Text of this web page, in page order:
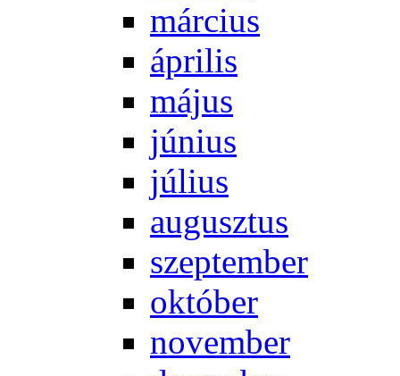
már­ci­us
áp­ri­lis
má­jus
jú­ni­us
jú­li­us
au­gusz­tus
szep­tem­ber
ok­tó­ber
no­vem­ber